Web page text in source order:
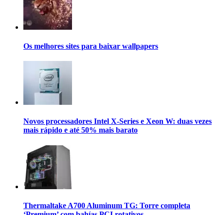
Os melhores sites para baixar wallpapers
Novos processadores Intel X-Series e Xeon W: duas vezes
mais rápido e até 50% mais barato
Thermaltake A700 Aluminum TG: Torre completa